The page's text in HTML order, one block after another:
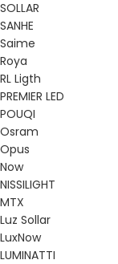
SOLLAR
SANHE
Saime
Roya
RL Ligth
PREMIER LED
POUQI
Osram
Opus
Now
NISSILIGHT
MTX
Luz Sollar
LuxNow
LUMINATTI